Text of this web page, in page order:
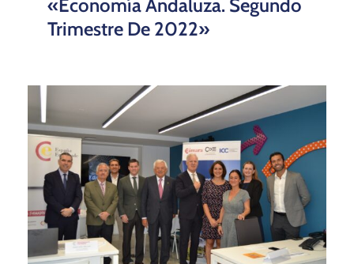
«Economía Andaluza. Segundo
Trimestre De 2022»